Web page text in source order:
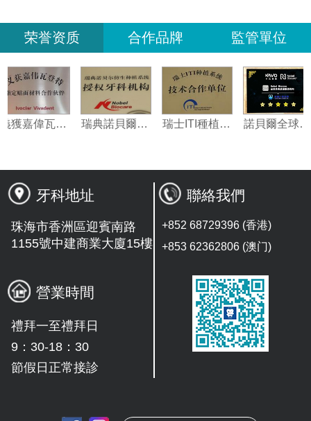
荣誉资质 合作品牌 監管單位
義獲嘉偉瓦特登指定合作夥伴 瑞典諾貝爾種植系統授權機構 瑞士ITI種植系統技術合作單位
牙科地址
珠海市香洲區迎賓南路
1155號中建商業大廈15樓
營業時間
禮拜一至禮拜日
9：30-18：30
節假日正常接診
聯絡我們
+852 68729396 (香港)
+853 62362806 (澳门)